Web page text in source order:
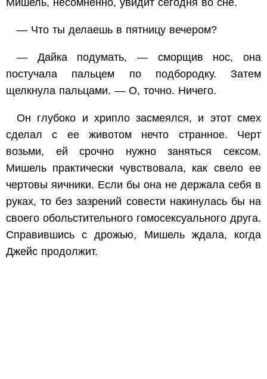
— Что ты делаешь в пятницу вечером?
— Дайка подумать, — сморщив нос, она
постучала пальцем по подбородку. Затем
щелкнула пальцами. — О, точно. Ничего.
Он глубоко и хрипло засмеялся, и этот смех
сделал с ее животом нечто странное. Черт
возьми, ей срочно нужно заняться сексом.
Мишель практически чувствовала, как свело ее
чертовы яичники. Если бы она не держала себя в
руках, то без зазрений совести накинулась бы на
своего обольстительного гомосексуального друга.
Справившись с дрожью, Мишель ждала, когда
Джейс продолжит.